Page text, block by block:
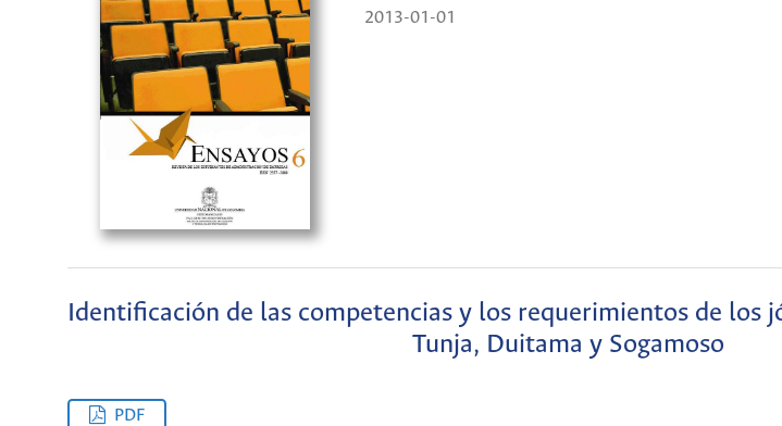
2013-01-01
Identificación de las competencias y los requerimientos de los
Tunja, Duitama y Sogamoso
PDF